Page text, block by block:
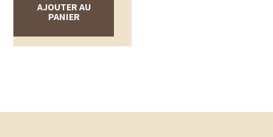
AJOUTER AU
PANIER